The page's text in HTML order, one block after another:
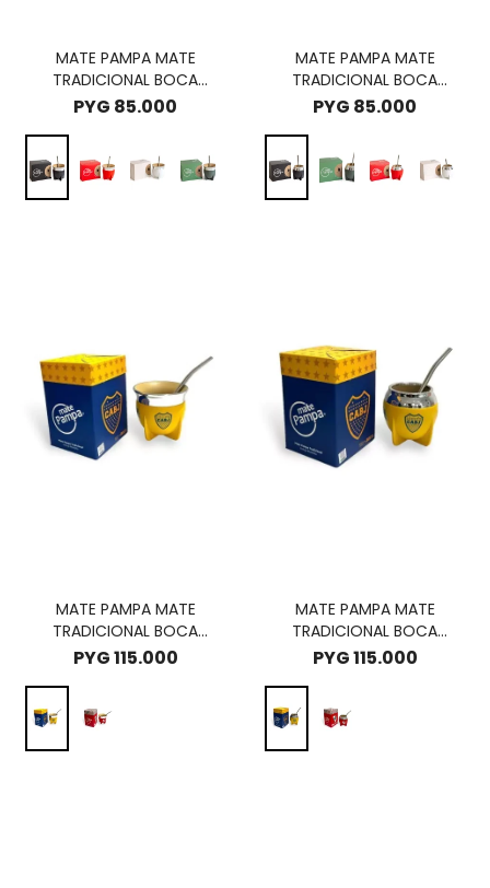
MATE PAMPA MATE
TRADICIONAL BOCA
ABIERTA - NEGRO
PYG 85.000
MATE PAMPA MATE
TRADICIONAL BOCA
CERRADA - NEGRO
PYG 85.000
MATE PAMPA MATE
TRADICIONAL BOCA
ABIERTA EDIC. CLUBES -
PYG115.000
MATE PAMPA MATE
TRADICIONAL BOCA
CERRADO EDIC. CLUBES -
PYG115.000